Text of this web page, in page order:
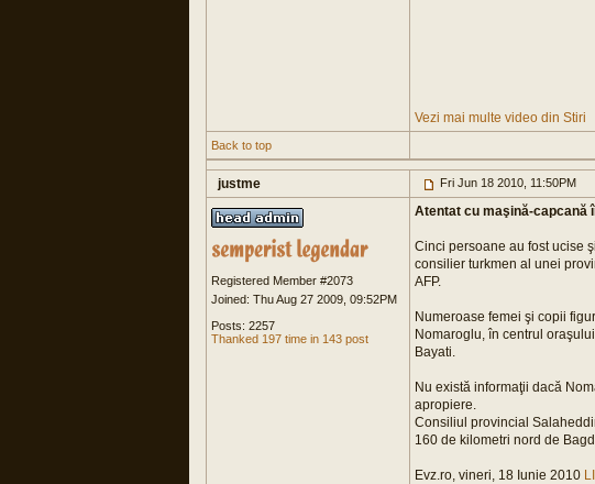
Vezi mai multe video din Stiri
Back to top
justme Fri Jun 18 2010, 11:50PM
Registered Member #2073
Joined: Thu Aug 27 2009, 09:52PM
Posts: 2257
Thanked 197 time in 143 post
Atentat cu maşină-capcană
Cinci persoane au fost ucise
consilier turkmen al unei
AFP.
Numeroase femei şi copii
Nomaroglu, în centrul
Bayati.
Nu există informaţii dacă
apropiere.
Consiliul provincial
160 de kilometri nord de
Evz.ro, vineri, 18 Iunie 2010